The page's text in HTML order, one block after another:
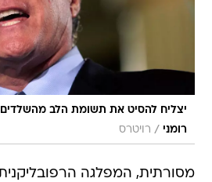
יצליח להסיט את תשומת הלב מהשלדים
רומני / רויטרס
מסורתית, המפלגה